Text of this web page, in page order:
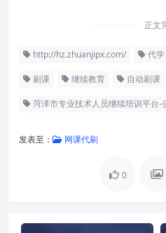
正文
http://hz.zhuanjipx.com/ 代学
刷课 继续教育 自动刷课
菏泽市专业技术人员继续培训平
发表至： 网课代刷
0